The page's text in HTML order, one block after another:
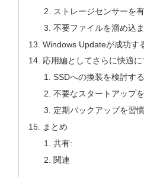
ストレージセンサーを
不要ファイルを溜め込
Windows Updateが成功す
応用編としてさらに快適
SSDへの換装を検討する
不要なスタートアップ
定期バックアップを習
まとめ
共有:
関連